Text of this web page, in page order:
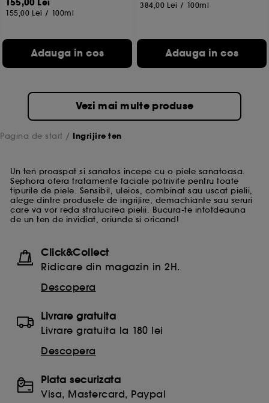
155,00 Lei
155,00 Lei / 100ml
Adauga in cos
384,00 Lei / 100ml
Adauga in cos
Vezi mai multe produse
Pagina de start Ingrijire ten
Un ten proaspat si sanatos incepe cu o piele sanatoasa.
Sephora ofera tratamente faciale potrivite pentru toate
tipurile de piele. Sensibil, uleios, combinat sau uscat pielii,
alege dintre produsele de ingrijire, demachiante sau seruri
care va vor reda stralucirea pielii. Bucura-te intotdeauna
de un ten de invidiat, oriunde si oricand!
Click&Collect
Ridicare din magazin in 2H.
Descopera
Livrare gratuita
Livrare gratuita la 180 lei
Descopera
Plata securizata
Visa, Mastercard, Paypal